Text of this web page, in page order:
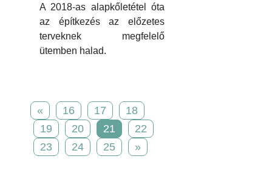
A 2018-as alapkőletétel óta
az építkezés az előzetes
terveknek megfelelő
ütemben halad.
« 16 17
18
19
20 21
22
23
24 25 »